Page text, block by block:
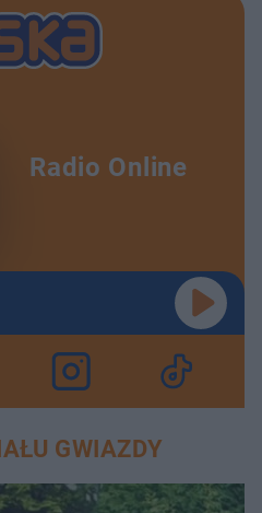
Radio Online
GWIAZDY